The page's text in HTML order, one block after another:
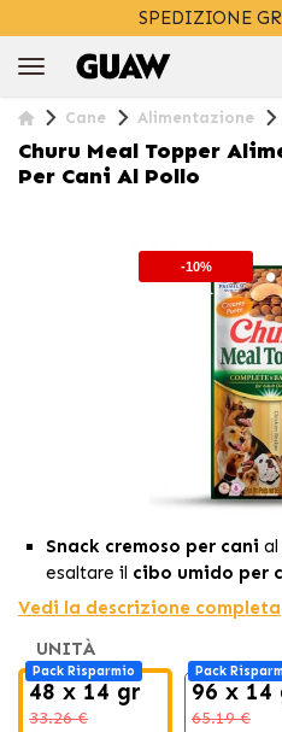
SPEDIZIONE
Cane Alimentazione
Churu Meal Topper
Per Cani Al Pollo
-10%
Snack cremoso per cani
esaltare il cibo umido per
Consistenza morbida e
e stimola il
Facile da servire: spremere
per aggiungere
Vedi la descrizione completa
UNITÀ
Pack Risparmio
48 x 14 gr
33.26 €
Pack
96 x 14
65.19 €